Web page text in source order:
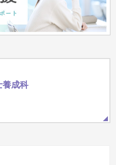
養成科